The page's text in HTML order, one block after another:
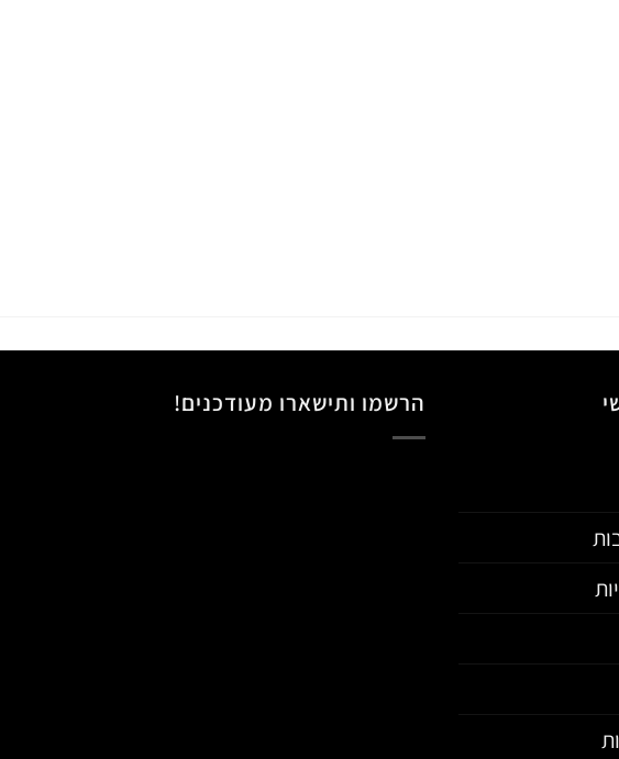
הרשמו ותישארו מעודכנים!